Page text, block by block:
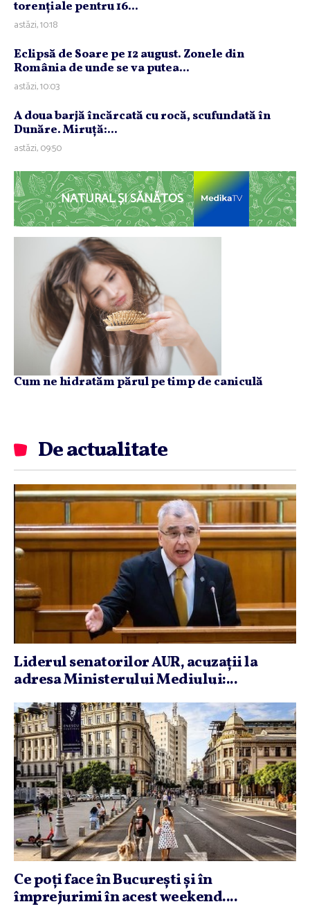
torenţiale pentru 16...
astăzi, 10:18
Eclipsă de Soare pe 12 august. Zonele din
România de unde se va putea...
astăzi, 10:03
A doua barjă încărcată cu rocă, scufundată în
Dunăre. Miruţă:...
astăzi, 09:50
NATURAL ȘI SĂNĂTOS
Cum ne hidratăm părul pe timp de caniculă
De actualitate
Liderul senatorilor AUR, acuzaţii la
adresa Ministerului Mediului:...
Ce poţi face în Bucureşti şi în
împrejurimi în acest weekend....